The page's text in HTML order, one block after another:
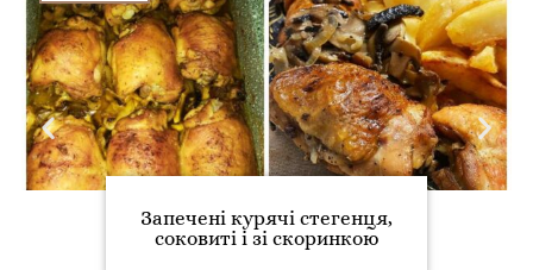
Запечені курячі стегенця,
соковиті і зі скоринкою